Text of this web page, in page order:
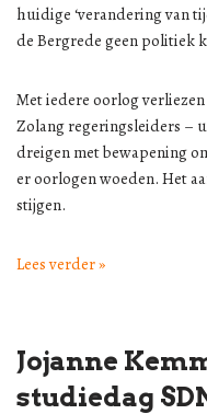
huidige ‘verandering van
de Bergrede geen politiek
Met iedere oorlog
Zolang regeringsleiders –
dreigen met bewapening
er oorlogen woeden. Het
stijgen.
Lees verder »
Jojanne
studiedag